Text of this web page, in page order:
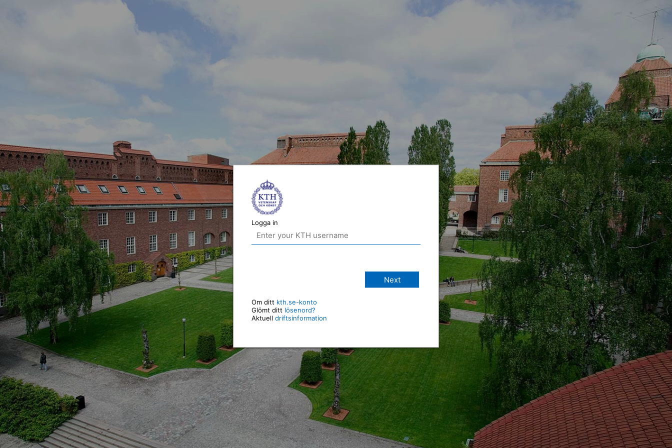
Logga in
Next
Om ditt kth.se-konto
Glömt ditt lösenord?
Aktuell driftsinformation